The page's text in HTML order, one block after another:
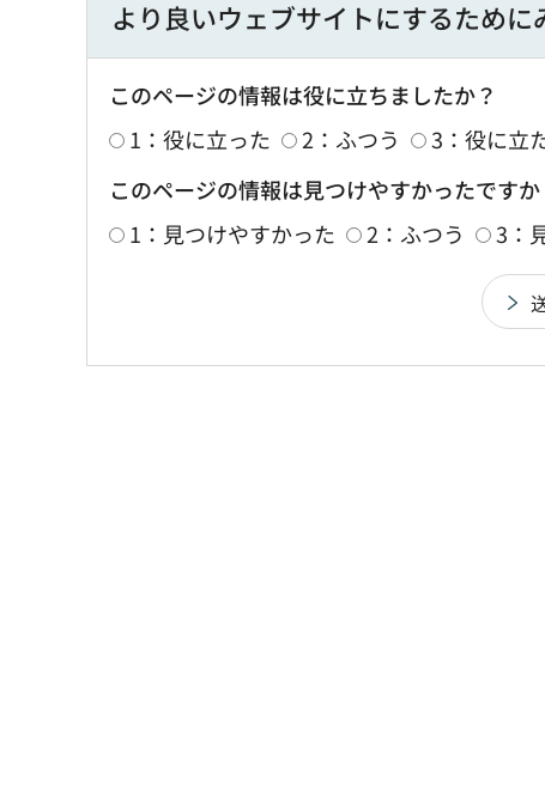
より良いウェブサイトにするため
このページの情報は役に立ちましたか？
1：役に立った
2：ふつう
3：役に立
このページの情報は見つけやすかったですか
1：見つけやすかった
2：ふつう 3：